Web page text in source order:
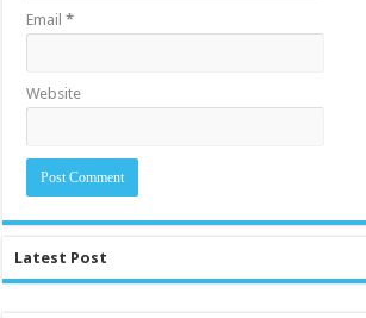
Email*
Website
Latest Post